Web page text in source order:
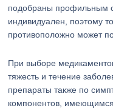
подобраны профильным
индивидуален, поэтому
противоположно может
При выборе
тяжесть и течение
препараты также по
компонентов,